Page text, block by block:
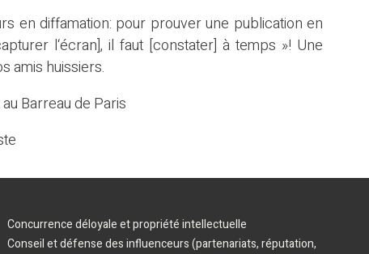
en diffamation: pour prouver une publication en
l‘écran], il faut [constater] à temps »! Une
amis huissiers.
Barreau de Paris
Concurrence déloyale et propriété intellectuelle
Conseil et défense des influenceurs (partenariats, réputation,